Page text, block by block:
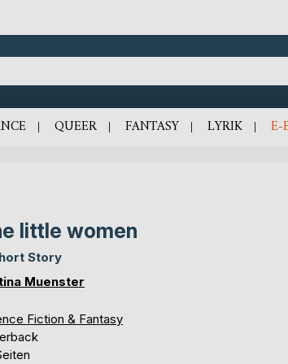
QUEER FANTASY LYRIK E-
little women
Story
Muenster
Fiction & Fantasy